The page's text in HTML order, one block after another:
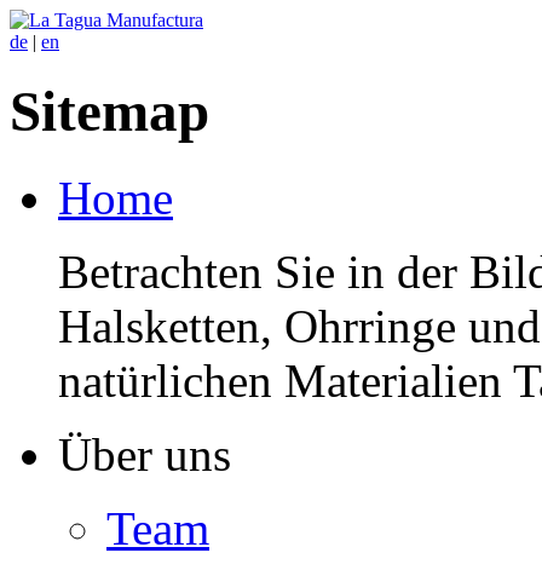
de | en
Sitemap
Home
Betrachten Sie in der
Halsketten, Ohrringe
natürlichen Materialien
Über uns
Team